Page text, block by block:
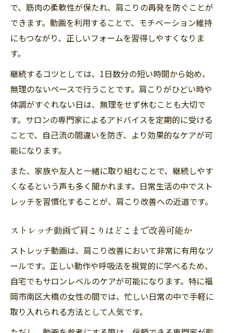
で、筋肉の柔軟性が保たれ、肩こりの再発を防ぐことが
できます。動画を利用することで、モチベーション維持
にもつながり、正しいフォームを習得しやすくなりま
す。
継続するコツとしては、1日数分の短い時間から始め、
無理のないペースで行うことです。肩こりがひどい時や
体調がすぐれない日は、無理をせず休むことも大切で
す。サロンの専門家によるアドバイスを定期的に受ける
ことで、自己流の間違いを防ぎ、より効果的なケアが可
能になります。
また、家族や友人と一緒に取り組むことで、継続しやす
くなるという声も多く聞かれます。日常生活の中でスト
レッチを習慣化することが、肩こり改善への近道です。
ストレッチ動画で肩こりはどこまで改善可能か
ストレッチ動画は、肩こり改善において非常に有用なツ
ールです。正しい動作や呼吸法を視覚的に学べるため、
自宅でもサロンレベルのケアが可能になります。特に福
岡市南区大橋の女性の間では、忙しい日常の中で手軽に
取り入れられる方法として人気です。